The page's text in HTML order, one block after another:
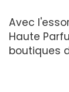
Avec
Haute
boutiques